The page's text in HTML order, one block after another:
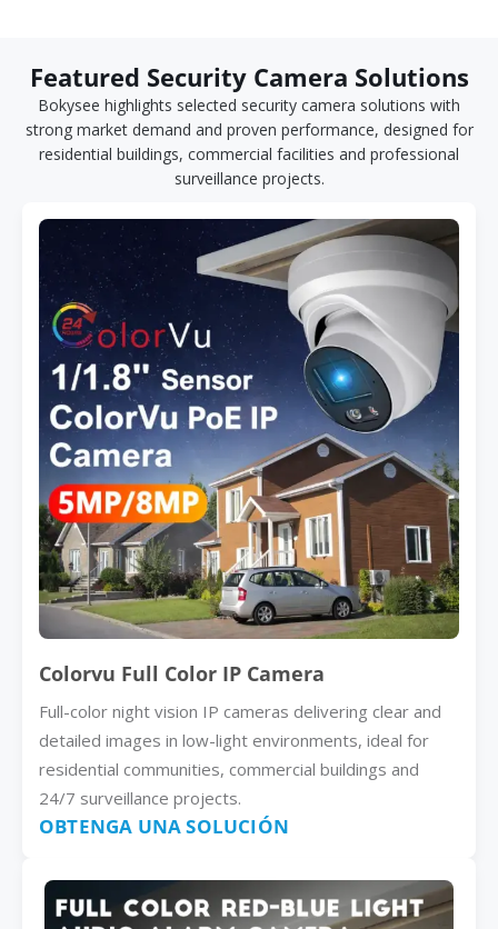
Featured Security Camera Solutions
Bokysee highlights selected security camera solutions with
strong market demand and proven performance, designed for
residential buildings, commercial facilities and professional
surveillance projects.
Colorvu Full Color IP Camera
Full-color night vision IP cameras delivering clear and
detailed images in low-light environments, ideal for
residential communities, commercial buildings and
24/7 surveillance projects.
OBTENGA UNA SOLUCIÓN